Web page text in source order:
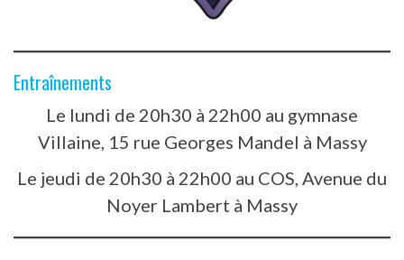
Entraînements
Le lundi de 20h30 à 22h00 au gymnase
Villaine, 15 rue Georges Mandel à Massy
Le jeudi de 20h30 à 22h00 au COS, Avenue du
Noyer Lambert à Massy